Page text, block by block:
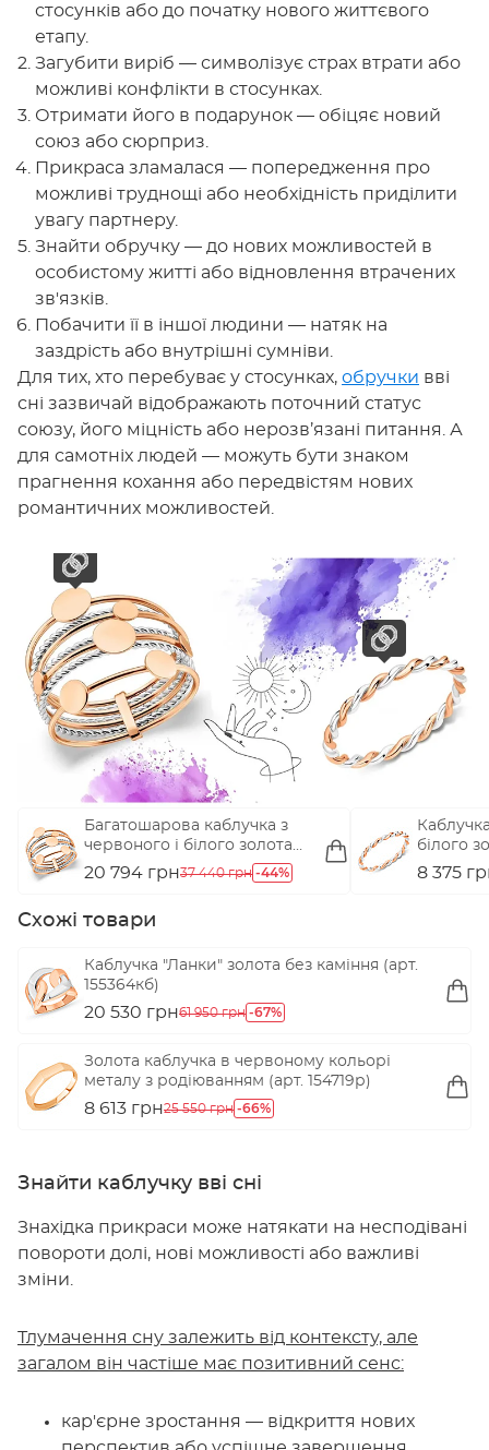
стосунків або до початку нового життєвого
етапу.
Загубити виріб — символізує страх втрати або
можливі конфлікти в стосунках.
Отримати його в подарунок — обіцяє новий
союз або сюрприз.
Прикраса зламалася — попередження про
можливі труднощі або необхідність приділити
увагу партнеру.
Знайти обручку — до нових можливостей в
особистому житті або відновлення втрачених
зв'язків.
Побачити її в іншої людини — натяк на
заздрість або внутрішні сумніви.
Для тих, хто перебуває у стосунках, обручки вві
сні зазвичай відображають поточний статус
союзу, його міцність або нерозв’язані питання. А
для самотніх людей — можуть бути знаком
прагнення кохання або передвістям нових
романтичних можливостей.
Багатошарова каблучка з
червоного і білого золота
(арт. 141319)
20 794 грн37 440 грн -44%
білого
8 375
Схожі товари
Каблучка "Ланки" золота без каміння (арт.
155364кб)
20 530 грн61 950 грн -67%
Золота каблучка в червоному кольорі
металу з родіюванням (арт. 154719р)
8 613 грн25 550 грн -66%
Знайти каблучку вві сні
Знахідка прикраси може натякати на несподівані
повороти долі, нові можливості або важливі
зміни.
Тлумачення сну залежить від контексту, але
загалом він частіше має позитивний сенс:
кар'єрне зростання — відкриття нових